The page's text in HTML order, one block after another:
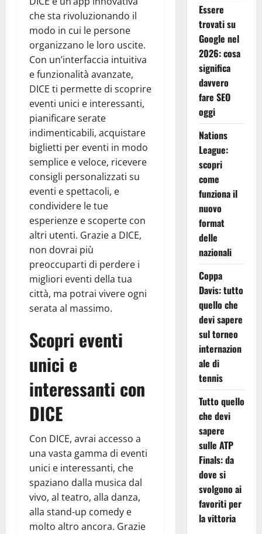
che sta rivoluzionando il
modo in cui le persone
organizzano le loro uscite.
Con un’interfaccia intuitiva
e funzionalità avanzate,
DICE ti permette di scoprire
eventi unici e interessanti,
pianificare serate
indimenticabili, acquistare
biglietti per eventi in modo
semplice e veloce, ricevere
consigli personalizzati su
eventi e spettacoli, e
condividere le tue
esperienze e scoperte con
altri utenti. Grazie a DICE,
non dovrai più
preoccuparti di perdere i
migliori eventi della tua
città, ma potrai vivere ogni
serata al massimo.
Scopri eventi
unici e
interessanti con
DICE
Con DICE, avrai accesso a
una vasta gamma di eventi
unici e interessanti, che
spaziano dalla musica dal
vivo, al teatro, alla danza,
alla stand-up comedy e
molto altro ancora. Grazie
Essere
trovati su
Google nel
2026: cosa
significa
davvero
fare SEO
oggi
Nations
League:
scopri
come
funziona il
nuovo
format
delle
nazionali
Coppa
Davis: tutto
quello che
devi sapere
sul torneo
internazion
ale di
tennis
Tutto quello
che devi
sapere
sulle ATP
Finals: da
dove si
svolgono ai
favoriti per
la vittoria